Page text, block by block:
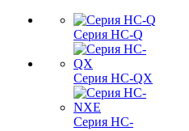
Серия HC-Q
Серия HC-QX
Серия HC-